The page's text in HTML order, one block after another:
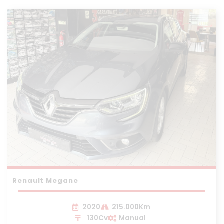
Renault Megane
2020
215.000Km
130Cv
Manual